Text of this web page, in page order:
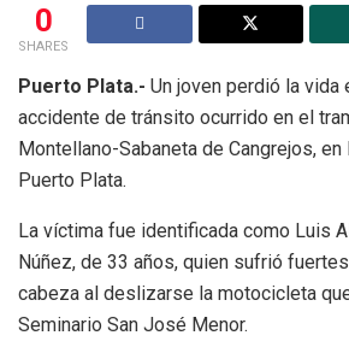
0
SHARES
Puerto Plata.- Un joven perdió la vida
accidente de tránsito ocurrido en el
Montellano-Sabaneta de Cangrejos,
Puerto Plata.
La víctima fue identificada como Luis
Núñez, de 33 años, quien sufrió
cabeza al deslizarse la motocicleta
Seminario San José Menor.